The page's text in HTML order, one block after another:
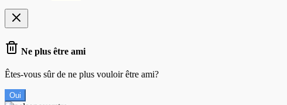
Ne plus être ami
Êtes-vous sûr de ne plus vouloir être ami?
Oui